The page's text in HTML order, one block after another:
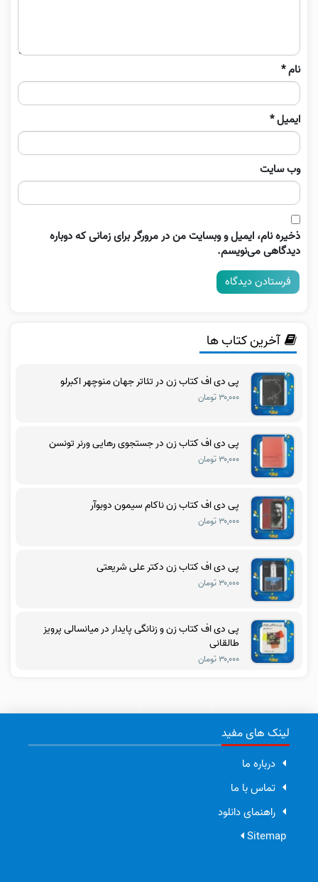
نام*
ایمیل*
وب‌ سایت
ذخیره نام، ایمیل و وبسایت من در مرورگر برای زمانی که دوباره
دیدگاهی می‌نویسم.
آخرین کتاب ها
پی دی اف کتاب زن در تئاتر جهان منوچهر اکبرلو
۳۰,۰۰۰ تومان
پی دی اف کتاب زن در جستجوی رهایی ورنر تونسن
۳۰,۰۰۰ تومان
پی دی اف کتاب زن ناکام سیمون دوبوآر
۳۰,۰۰۰ تومان
پی دی اف کتاب زن دکتر علی شریعتی
۳۰,۰۰۰ تومان
پی دی اف کتاب زن و زنانگی پایدار در میانسالی پرویز
طالقانی
۳۰,۰۰۰ تومان
لینک های مفید
درباره ما
تماس با ما
راهنمای دانلود
Sitemap